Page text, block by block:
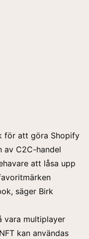
för att göra Shopify
av C2C-handel
att låsa upp
säger Birk
vara multiplayer
kan användas